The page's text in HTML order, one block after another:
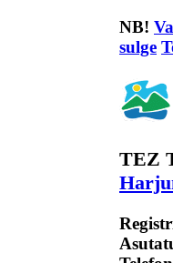
NB!
sulge
TEZ